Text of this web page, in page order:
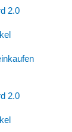
2.0
2.0